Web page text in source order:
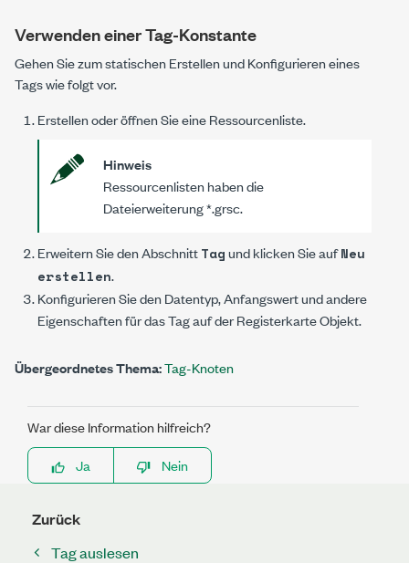
Verwenden einer Tag-Konstante
Gehen Sie zum statischen Erstellen und Konfigurieren eines
Tags wie folgt vor.
Erstellen oder öffnen Sie eine Ressourcenliste.
Hinweis
Ressourcenlisten haben die
Dateierweiterung*.grsc.
Erweitern Sie den AbschnittTagund klicken Sie aufNeu
erstellen.
Konfigurieren Sie den Datentyp, Anfangswert und andere
Eigenschaften für das Tag auf der RegisterkarteObjekt.
Übergeordnetes Thema:Tag-Knoten
War diese Information hilfreich?
Ja
Nein
Zurück
Tag auslesen